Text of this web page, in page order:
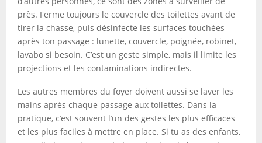
près. Ferme toujours le couvercle des toilettes avant de
tirer la chasse, puis désinfecte les surfaces touchées
après ton passage : lunette, couvercle, poignée, robinet,
lavabo si besoin. C’est un geste simple, mais il limite les
projections et les contaminations indirectes.
Les autres membres du foyer doivent aussi se laver les
mains après chaque passage aux toilettes. Dans la
pratique, c’est souvent l’un des gestes les plus efficaces
et les plus faciles à mettre en place. Si tu as des enfants,